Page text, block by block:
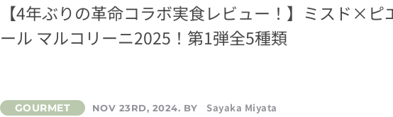
【4年ぶりの革命コラボ実食レビュー！】ミスド×ピ
ール マルコリーニ2025！第1弾全5種類
NOV 23RD, 2024. BY
Sayaka Miyata